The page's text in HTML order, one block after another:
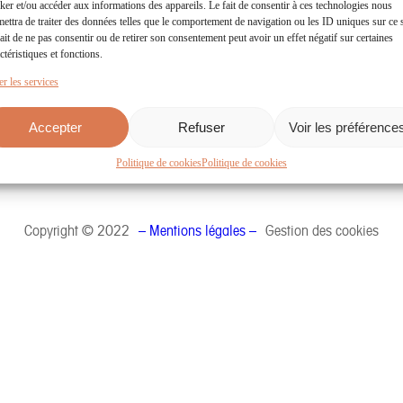
et/ou accéder aux informations des appareils. Le fait de consentir à ces technologies nous
de traiter des données telles que le comportement de navigation ou les ID uniques sur ce
de ne pas consentir ou de retirer son consentement peut avoir un effet négatif sur certaines
et fonctions.
les services
Accepter Refuser Voir les
Politique de cookiesPolitique de cookies
Aubiers
66 18
Téléchargez
le dossier de Presse
Copyright © 2022 – Mentions légales – Gestion des cookies